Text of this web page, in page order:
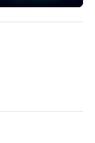
event to the water